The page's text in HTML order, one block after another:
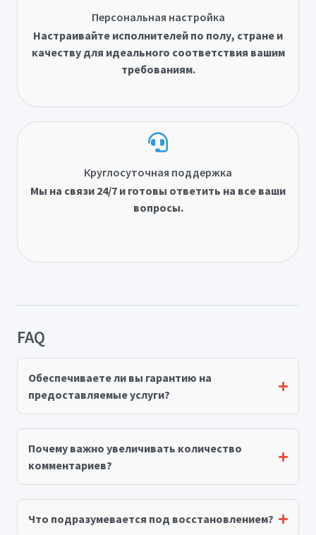
Персональная настройка
Настраивайте исполнителей по полу, стране и
качеству для идеального соответствия вашим
требованиям.
Круглосуточная поддержка
Мы на связи 24/7 и готовы ответить на все ваши
вопросы.
FAQ
Обеспечиваете ли вы гарантию на
предоставляемые услуги?
Почему важно увеличивать количество
комментариев?
Что подразумевается под восстановлением?